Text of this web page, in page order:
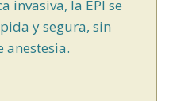
invasiva, la EPI se
y segura, sin
anestesia.